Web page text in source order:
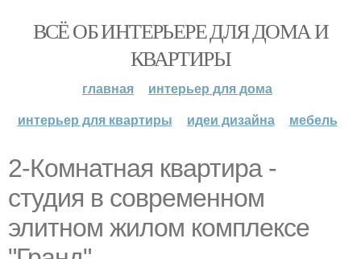
ВСЁ ОБ ИНТЕРЬЕРЕ ДЛЯ ДОМА И
КВАРТИРЫ
главная
интерьер для дома
интерьер для квартиры
идеи дизайна мебель
2-Комнатная квартира -
студия в современном
элитном жилом комплексе